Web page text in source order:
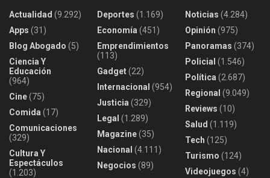
Actualidad (9.292)
Apps (31)
Blog Abogado (5)
Ciencia Y
Educación
(964)
Cine(75)
Comida (17)
Comunicaciones
(329)
Cultura Y
Espectáculos
(1.203)
Deportes (1.169)
Economía (451)
Emprendimientos
(113)
Gadget(22)
Internacional (954)
Justicia (329)
Legal (1.289)
Magazine(35)
Nacional (4.111)
Negocios (89)
Noticias (4.284)
Opinión (975)
Panoramas (374)
Policial (1.546)
Política (2.687)
Regional (9.049)
Reviews (10)
Salud (1.119)
Tech (125)
Turismo (124)
Videojuegos (4)